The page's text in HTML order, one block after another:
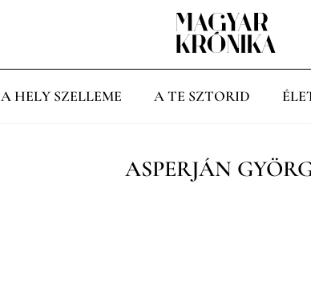
A HELY SZELLEME A TE SZTORID
ASPERJÁN